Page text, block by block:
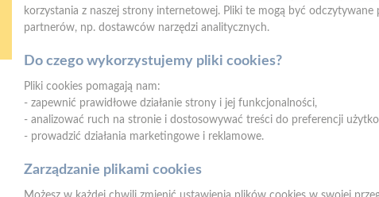
naszych produktów
Strzelno
ul. Św. Ducha 12, 88-320 Strzelno (parking,
Michelsona 19)
korzystania z naszej strony internetowej. Pliki te mogą być odczytywane
partnerów, np. dostawców narzędzi analitycznych.
Do czego wykorzystujemy pliki cookies?
Pliki cookies pomagają nam:
- zapewnić prawidłowe działanie strony i jej funkcjonalności,
- analizować ruch na stronie i dostosowywać treści do preferencji
- prowadzić działania marketingowe i reklamowe.
Zarządzanie plikami cookies